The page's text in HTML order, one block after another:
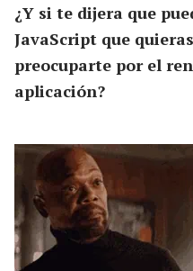
¿Y si te dijera que
JavaScript que
preocuparte por el
aplicación?